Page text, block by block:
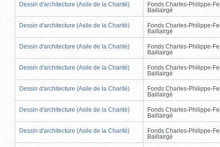
Dessin d'architecture (Asile de la Charité)
Fonds Charles-Philippe-
Baillairgé
Dessin d'architecture (Asile de la Charité)
Fonds Charles-Philippe-
Baillairgé
Dessin d'architecture (Asile de la Charité)
Fonds Charles-Philippe-
Baillairgé
Dessin d'architecture (Asile de la Charité)
Fonds Charles-Philippe-
Baillairgé
Dessin d'architecture (Asile de la Charité)
Fonds Charles-Philippe-
Baillairgé
Dessin d'architecture (Asile de la Charité)
Fonds Charles-Philippe-
Baillairgé
Dessin d'architecture (Asile de la Charité)
Fonds Charles-Philippe-
Baillairgé